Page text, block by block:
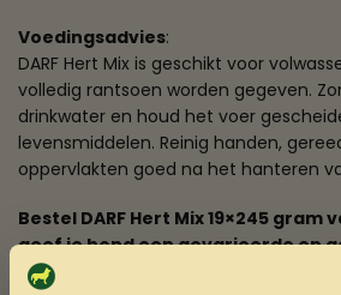
Voedingsadvies:
DARF Hert Mix is geschikt voor
volledig rantsoen worden gegeven.
drinkwater en houd het voer
levensmiddelen. Reinig handen,
oppervlakten goed na het hanteren
Bestel DARF Hert Mix 19×245 gram
geef je hond een gevarieerde en
met de beste ingrediënten!